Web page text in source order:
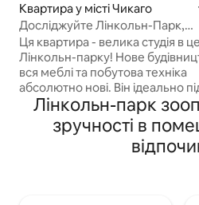
Квартира у місті Чикаго
Досліджуйте Лінкольн-Парк,
зупинившись у вишуканій
Ця квартира - велика студія в
Лінкольн-парку! Нове будівництво та
вся меблі та побутова техніка
абсолютно нові. Він ідеально підходить
для пари...але також може
для подорожі дівчат або сім 'ї з
маленькими дітьми. Ви вводите свій
особистий код клавіатури,
Лінкольн-парк
зручності в